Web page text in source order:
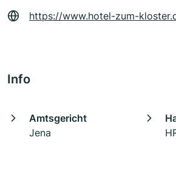
https://www.hotel-zum-
Info
Amtsgericht
Jena